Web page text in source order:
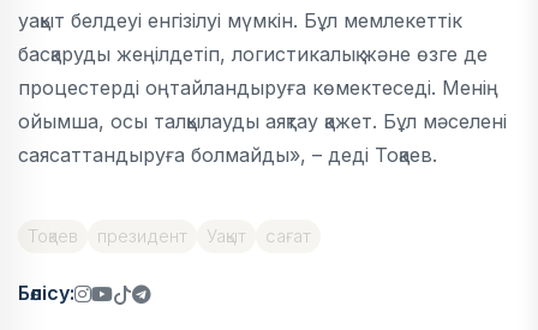
уақыт белдеуі енгізілуі мүмкін. Бұл мемлекеттік
басқаруды жеңілдетіп, логистикалық және өзге де
процестерді оңтайландыруға көмектеседі. Менің
ойымша, осы талқылауды аяқтау қажет. Бұл мәселені
саясаттандыруға болмайды», – деді Тоқаев.
Тоқаев президент Уақыт сағат
Бөлісу: